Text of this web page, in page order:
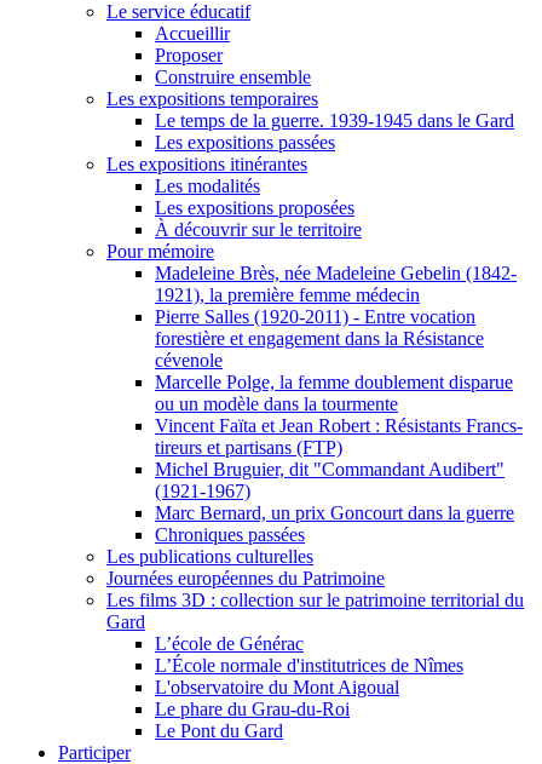
Le service éducatif
Accueillir
Proposer
Construire ensemble
Les expositions temporaires
Le temps de la guerre. 1939-1945 dans le Gard
Les expositions passées
Les expositions itinérantes
Les modalités
Les expositions proposées
À découvrir sur le territoire
Pour mémoire
Madeleine Brès, née Madeleine Gebelin (1842-
1921), la première femme médecin
Pierre Salles (1920-2011) - Entre vocation
forestière et engagement dans la Résistance
cévenole
Marcelle Polge, la femme doublement disparue
ou un modèle dans la tourmente
Vincent Faïta et Jean Robert : Résistants Francs-
tireurs et partisans (FTP)
Michel Bruguier, dit "Commandant Audibert"
(1921-1967)
Marc Bernard, un prix Goncourt dans la guerre
Chroniques passées
Les publications culturelles
Journées européennes du Patrimoine
Les films 3D : collection sur le patrimoine territorial du
Gard
L’école de Générac
L’École normale d'institutrices de Nîmes
L'observatoire du Mont Aigoual
Le phare du Grau-du-Roi
Le Pont du Gard
Participer